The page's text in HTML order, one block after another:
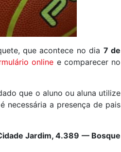
que acontece no dia 7 de
online e comparecer no
que o aluno ou aluna utilize
necessária a presença de pais
Jardim, 4.389 — Bosque